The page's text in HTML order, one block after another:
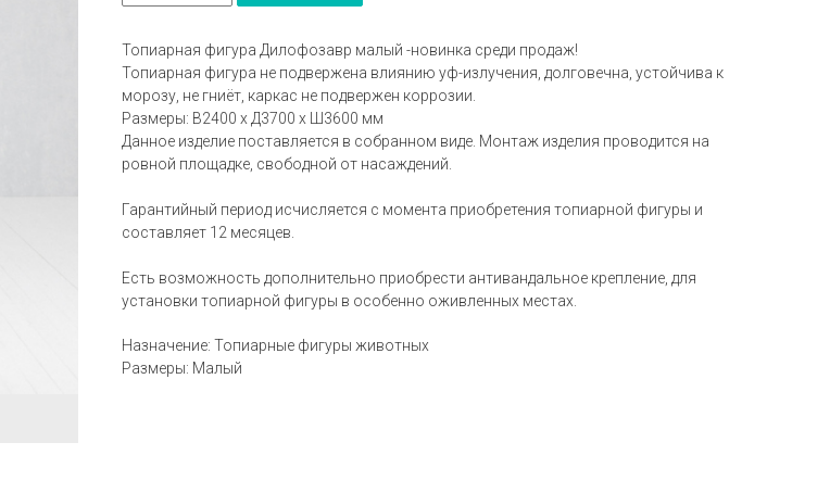
Топиарная фигура Дилофозавр малый -новинка среди продаж!
Топиарная фигура не подвержена влиянию уф-излучения, долговечна, устойчива к
морозу, не гниёт, каркас не подвержен коррозии.
Размеры: В2400 х Д3700 х Ш3600 мм
Данное изделие поставляется в собранном виде. Монтаж изделия проводится на
ровной площадке, свободной от насаждений.
Гарантийный период исчисляется с момента приобретения топиарной фигуры и
составляет 12 месяцев.
Есть возможность дополнительно приобрести антивандальное крепление, для
установки топиарной фигуры в особенно оживленных местах.
Назначение: Топиарные фигуры животных
Размеры: Малый